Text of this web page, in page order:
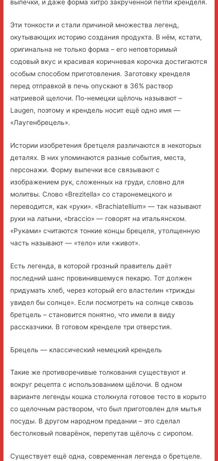
выпечки, и даже форма хитро закрученной петли кренделя.
Эти тонкости и стали причиной множества легенд,
окутывающих историю создания продукта. В нём, кстати,
оригинальна не только форма – его неповторимый
содовый вкус и красивая коричневая корочка достигаются
особым способом приготовления. Заготовку кренделя
перед отправкой в печь опускают в 36% раствор
натриевой щелочи. По-немецки щёлочь называют –
Laugen, поэтому и крендель носит ещё одно имя —
«Лаугенбрецель».
Истории изобретения бретцеля различаются в некоторых
деталях. В них упоминаются разные события, места,
персонажи. Форму выпечки все связывают с
изображением рук, сложенных на груди, словно для
молитвы. Слово «Brezitella» со старонемецкого и
переводится, как «руки». «Brachiatellium» — так называют
руки на латыни, «braccio» — говорят на итальянском.
«Руками» считаются тонкие концы брецеля, утолщенную
часть называют — «тело» или «живот».
Есть легенда, в которой грозный правитель даёт
последний шанс провинившемуся пекарю. Тот должен
придумать хлеб, через который его властелин «трижды
увидел бы солнце». Если посмотреть на солнце сквозь
бретцель – становится понятно, что имели в виду
рассказчики. В готовом кренделе три отверстия.
Брецель — классический немецкий крендель
Такие же противоречивые толкования существуют и
вокруг рецепта с использованием щёлочи. В одном
варианте легенды кошка столкнула готовое тесто в корыто
со щелочным раствором, что был приготовлен для мытья
посуды. В другом народном предании – это сделал
бестолковый поварёнок, перепутав щёлочь с сиропом.
Существует ещё одна, современная легенда о бретцеле.